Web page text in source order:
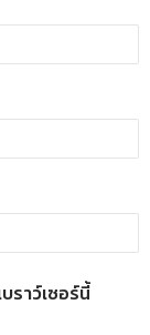
ราว์เซอร์นี้